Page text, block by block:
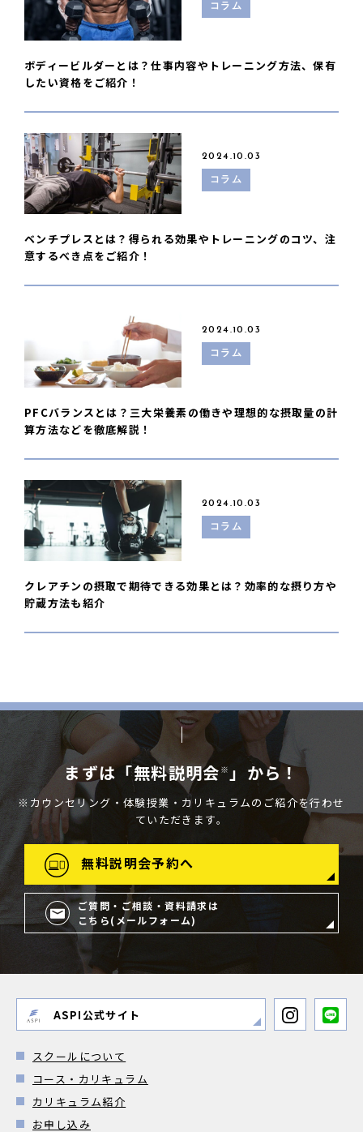
コラム
ボディービルダーとは？仕事内容やトレーニング方法、保有
したい資格をご紹介！
2024.10.03
コラム
ベンチプレスとは？得られる効果やトレーニングのコツ、注
意するべき点をご紹介！
2024.10.03
コラム
PFCバランスとは？三大栄養素の働きや理想的な摂取量の計
算方法などを徹底解説！
2024.10.03
コラム
クレアチンの摂取で期待できる効果とは？効率的な摂り方や
貯蔵方法も紹介
まずは「無料説明会 ※ 」から！
※カウンセリング・体験授業・カリキュラムのご紹介を行わせ
ていただきます。
無料説明会予約へ
ご質問・ご相談・資料請求は
こちら(メールフォーム)
ASPI公式サイト
スクールについて
コース・カリキュラム
カリキュラム紹介
お申し込み